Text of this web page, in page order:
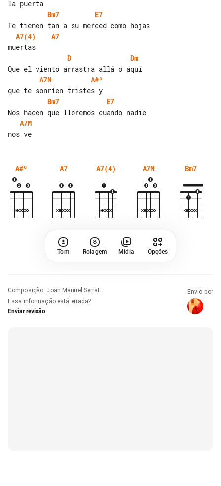
Bm7
E7
A7(4)
A7
D
Dm
A7M
A#º
Bm7
E7
A7M
A#º A7 A7(4) A7M Bm7
Tom Rolagem Mídia Opções
Composição: Joan Manuel Serrat
Essa informação está errada?
Enviar revisão
Envio por